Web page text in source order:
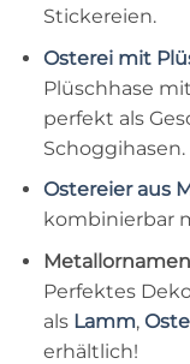
Stickereien.
Osterei mit
Plüschhase
perfekt als
Schoggihasen.
Ostereier aus
kombinierbar
Perfektes
als Lamm,
erhältlich!